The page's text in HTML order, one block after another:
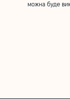
можна буде